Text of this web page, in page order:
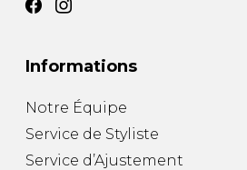
Informations
Notre Équipe
Service de Styliste
Service d’Ajustement